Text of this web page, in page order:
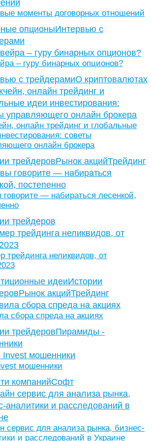
моменты договорных отношений
опционыИнтервью с
– гуру бинарных опционов?
с трейдерамиО криптовалютах
онлайн трейдинг и глобальные
советы
онлайн брокера
трейдеровРынок акцийТрейдинг
говорите — набираться лесенкой,
трейдеров
трейдинга неликвидов, от
идеиИстории
Рынок акцийТрейдинг
сбора спреда на акциях
трейдеровПирамиды -
мошенники
компанийСофт
сервис для анализа рынка, бизнес-
и расследований в Украине